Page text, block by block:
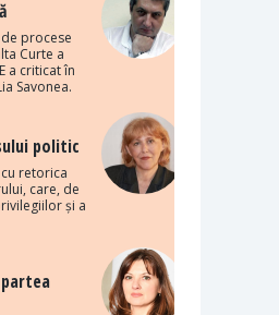
procese
Curte a
a criticat în
Savonea.
politic
retorica
care, de
și a